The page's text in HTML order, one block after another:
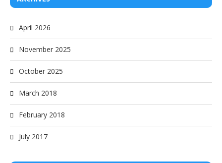
April 2026
November 2025
October 2025
March 2018
February 2018
July 2017